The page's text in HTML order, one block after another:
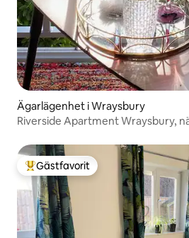
Ägarlägenhet i Wraysbury
Riverside Apartment Wraysbury,
Populär gästfavorit
Gästfavorit